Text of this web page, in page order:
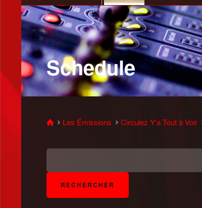
Schedule
Les Émissions Circulez Y'a Tout à Voir